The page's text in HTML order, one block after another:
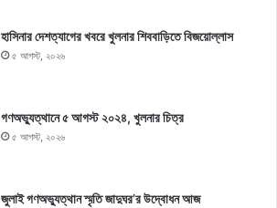
হাসিনার দেশত্যাগের খবরে খুলনার শিববাড়িতে বিজয়োল্লাস
৫ আগস্ট, ২০২৬
গণঅভ্যুত্থানে ৫ আগস্ট ২০২৪, খুলনার চিত্র
৫ আগস্ট, ২০২৬
জুলাই গণঅভ্যুত্থান স্মৃতি জাদুঘর’র উদ্বোধন আজ